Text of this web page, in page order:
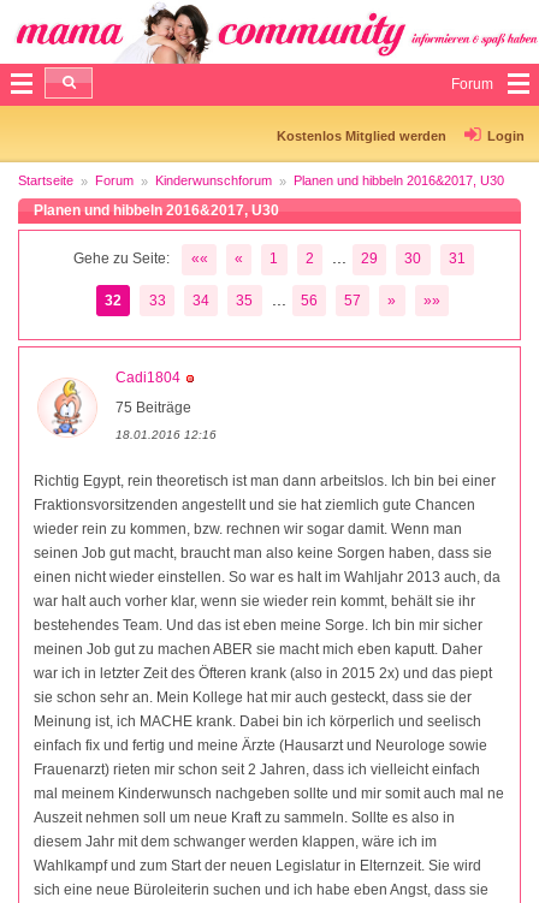
Forum
Kostenlos Mitglied werden Login
Startseite Forum Kinderwunschforum Planen und hibbeln 2016&2017, U30
Planen und hibbeln 2016&2017, U30
Gehe zu Seite: «« « 1 2 29 30 31
32 33 34 35 56 57 » »»
Cadi1804
75 Beiträge
18.01.2016 12:16
Richtig Egypt, rein theoretisch ist man dann arbeitslos. Ich bin bei einer
Fraktionsvorsitzenden angestellt und sie hat ziemlich gute Chancen
wieder rein zu kommen, bzw. rechnen wir sogar damit. Wenn man
seinen Job gut macht, braucht man also keine Sorgen haben, dass sie
einen nicht wieder einstellen. So war es halt im Wahljahr 2013 auch, da
war halt auch vorher klar, wenn sie wieder rein kommt, behält sie ihr
bestehendes Team. Und das ist eben meine Sorge. Ich bin mir sicher
meinen Job gut zu machen ABER sie macht mich eben kaputt. Daher
war ich in letzter Zeit des Öfteren krank (also in 2015 2x) und das piept
sie schon sehr an. Mein Kollege hat mir auch gesteckt, dass sie der
Meinung ist, ich MACHE krank. Dabei bin ich körperlich und seelisch
einfach fix und fertig und meine Ärzte (Hausarzt und Neurologe sowie
Frauenarzt) rieten mir schon seit 2 Jahren, dass ich vielleicht einfach
mal meinem Kinderwunsch nachgeben sollte und mir somit auch mal ne
Auszeit nehmen soll um neue Kraft zu sammeln. Sollte es also in
diesem Jahr mit dem schwanger werden klappen, wäre ich im
Wahlkampf und zum Start der neuen Legislatur in Elternzeit. Sie wird
sich eine neue Büroleiterin suchen und ich habe eben Angst, dass sie